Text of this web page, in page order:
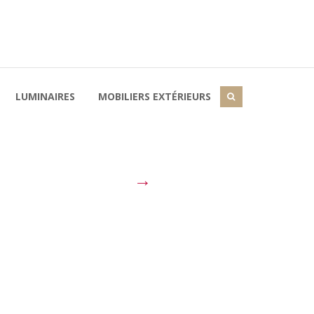
LUMINAIRES MOBILIERS EXTÉRIEURS
→